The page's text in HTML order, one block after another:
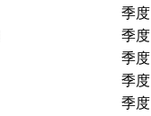
季度
季度
季度
季度
季度